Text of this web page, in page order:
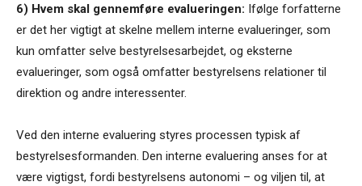
6) Hvem skal gennemføre evalueringen: Ifølge forfatterne
er det her vigtigt at skelne mellem interne evalueringer, som
kun omfatter selve bestyrelsesarbejdet, og eksterne
evalueringer, som også omfatter bestyrelsens relationer til
direktion og andre interessenter.
Ved den interne evaluering styres processen typisk af
bestyrelsesformanden. Den interne evaluering anses for at
være vigtigst, fordi bestyrelsens autonomi – og viljen til, at